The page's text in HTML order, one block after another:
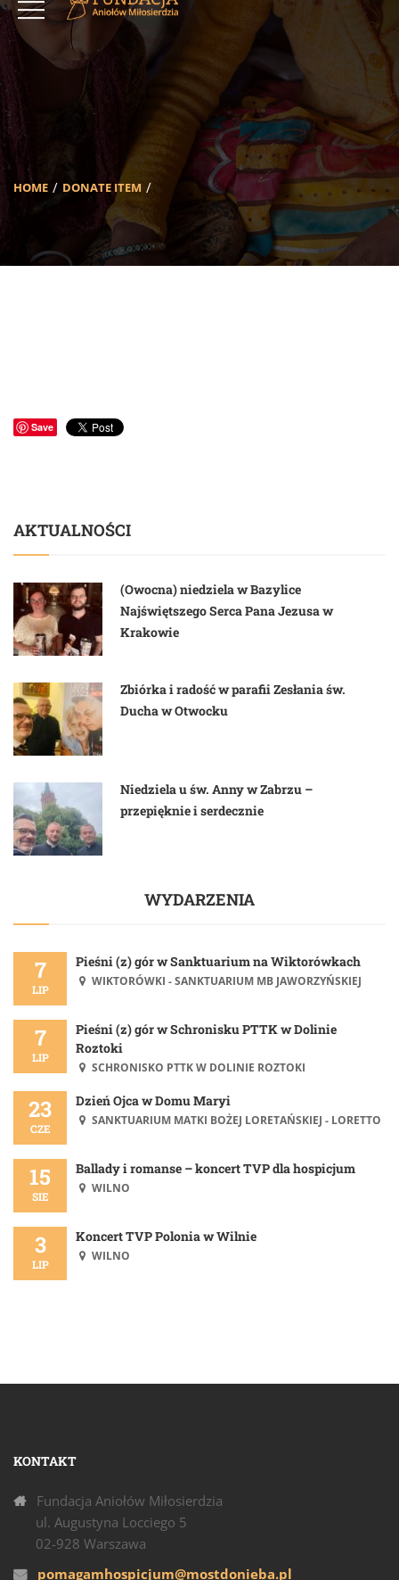
HOME DONATE ITEM
Save
AKTUALNOŚCI
(Owocna) niedziela w Bazylice
Najświętszego Serca Pana Jezusa w
Krakowie
Zbiórka i radość w parafii Zesłania św.
Ducha w Otwocku
Niedziela u św. Anny w Zabrzu –
przepięknie i serdecznie
WYDARZENIA
7
LIP
Pieśni (z) gór w Sanktuarium na Wiktorówkach
WIKTORÓWKI - SANKTUARIUM MB JAWORZYŃSKIEJ
7
LIP
Pieśni (z) gór w Schronisku PTTK w Dolinie
Roztoki
SCHRONISKO PTTK W DOLINIE ROZTOKI
23
CZE
Dzień Ojca w Domu Maryi
SANKTUARIUM MATKI BOŻEJ LORETAŃSKIEJ - LORETTO
15
SIE
Ballady i romanse – koncert TVP dla hospicjum
WILNO
3
LIP
Koncert TVP Polonia w Wilnie
WILNO
KONTAKT
Fundacja Aniołów Miłosierdzia
ul. Augustyna Locciego 5
02-928 Warszawa
pomagamhospicjum@mostdonieba.pl